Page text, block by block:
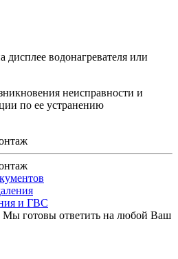
дисплее водонагревателя или
неисправности и
по ее устранению
и ГВС
Мы готовы ответить на любой Ваш